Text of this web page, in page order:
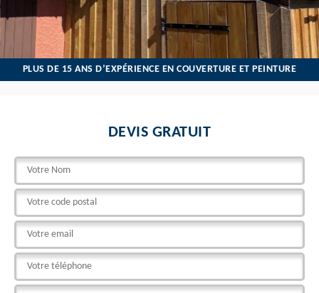
PLUS DE 15 ANS D’EXPÉRIENCE EN COUVERTURE ET PEINTURE
DEVIS GRATUIT